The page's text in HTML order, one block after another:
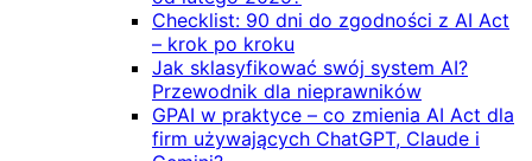
Checklist: 90 dni do zgodności z AI Act
– krok po kroku
Jak sklasyfikować swój system AI?
Przewodnik dla nieprawników
GPAI w praktyce – co zmienia AI Act dla
firm używających ChatGPT, Claude i